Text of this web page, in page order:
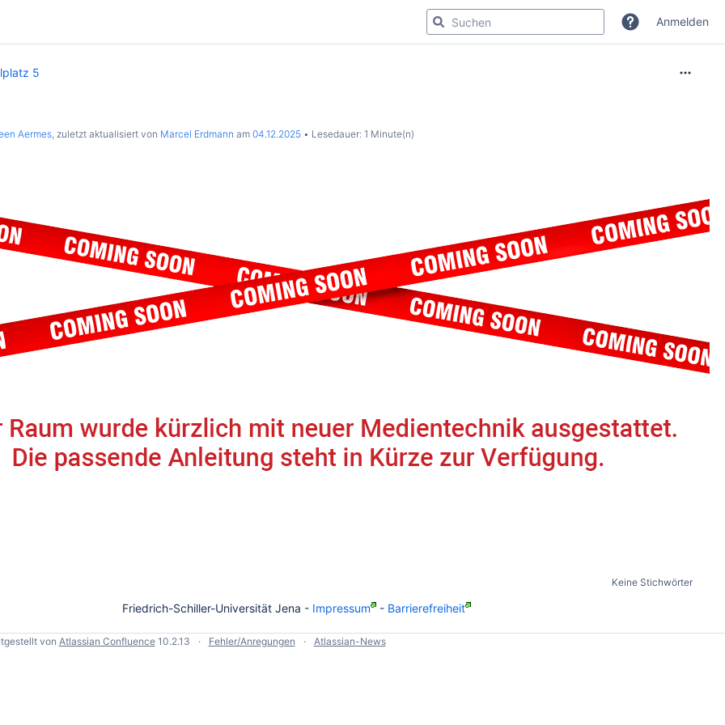
Anmelden
5
Aermes, zuletzt aktualisiert von Marcel Erdmann am 04.12.2025 Lesedauer: 1 Minute(n)
Keine Stichwörter
Friedrich-Schiller-Universität Jena - Impressum - Barrierefreiheit
von Atlassian Confluence 10.2.13 Fehler/Anregungen Atlassian-News